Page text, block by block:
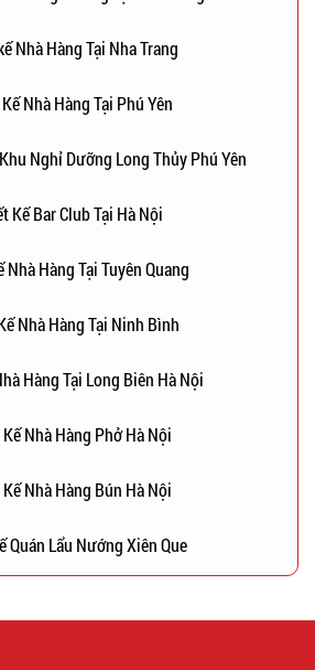
Nhà Hàng Tại Nha Trang
Nhà Hàng Tại Phú Yên
Nghỉ Dưỡng Long Thủy Phú Yên
Kế Bar Club Tại Hà Nội
Nhà Hàng Tại Tuyên Quang
Nhà Hàng Tại Ninh Bình
Hàng Tại Long Biên Hà Nội
Nhà Hàng Phở Hà Nội
Nhà Hàng Bún Hà Nội
Quán Lẩu Nướng Xiên Que